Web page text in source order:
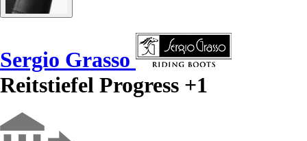
Sergio Grasso
Reitstiefel Progress +1